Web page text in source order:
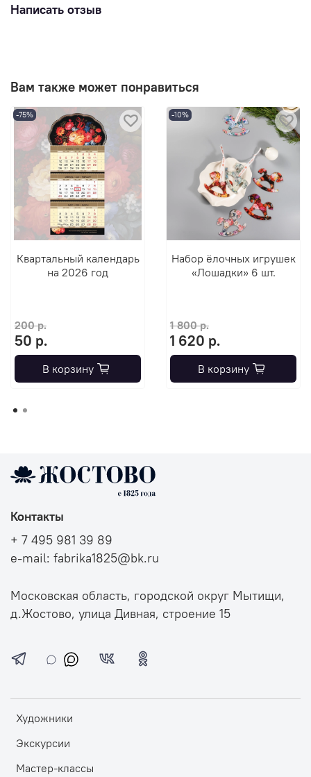
Написать отзыв
Вам также может понравиться
-75%
Квартальный календарь
на 2026 год
200 р.
50 р.
В корзину
-10%
Набор ёлочных игрушек
«Лошадки» 6 шт.
1 800 р.
1 620 р.
В корзину
Художники
Экскурсии
Мастер-классы
Контакты
+ 7 495 981 39 89
e-mail: fabrika1825@bk.ru
Московская область, городской округ Мытищи,
д.Жостово, улица Дивная, строение 15